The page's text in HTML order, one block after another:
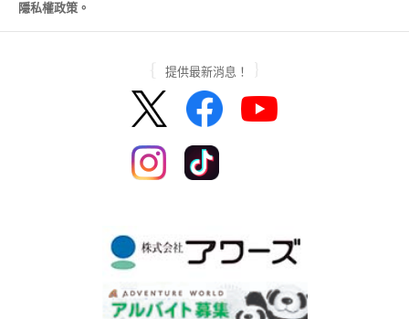
隱私權政策。
提供最新消息！